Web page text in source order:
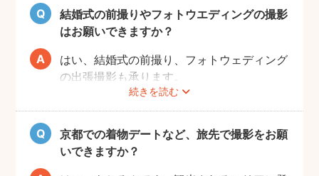
ロのフォトグラファーをじっくりと選べるの
で、お二人とも安心して撮影することができ
ます。
結婚式の前撮りやフォトウエディングの撮影
はお願いできますか？
続きを読む
はい、結婚式の前撮り、フォトウェディング
の出張撮影も承ります。
fotowaでは衣装レンタル・着付け・ヘアメ
イクなどのオプションをご用意しておりませ
んので、お客様自身でご用意くださいませ。
京都での着物デートなど、旅先で撮影をお願
いできますか？